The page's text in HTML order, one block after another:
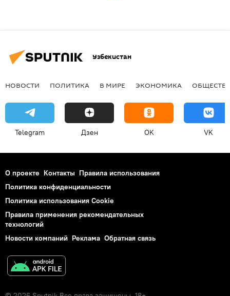
Узбекистан
НОВОСТИ ПОЛИТИКА В МИРЕ ЭКОНОМИКА
Telegram Дзен OK VK
О проекте Контакты Правила использования
Политика конфиденциальности
Политика использования Cookie
Правила применения рекомендательных
технологий
Новости компаний Реклама Обратная связь